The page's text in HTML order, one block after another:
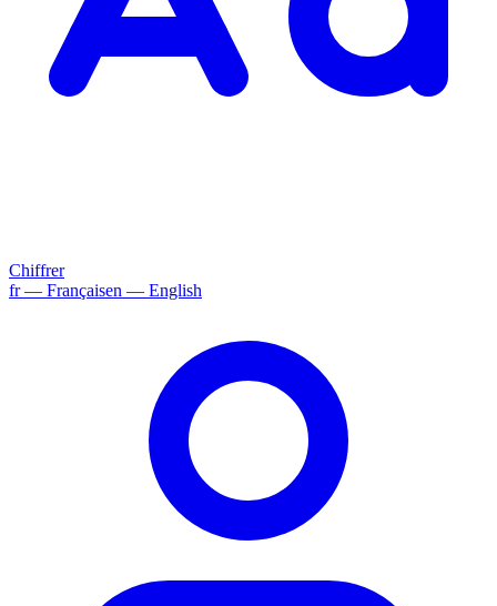
Chiffrer
fr— Françaisen — English